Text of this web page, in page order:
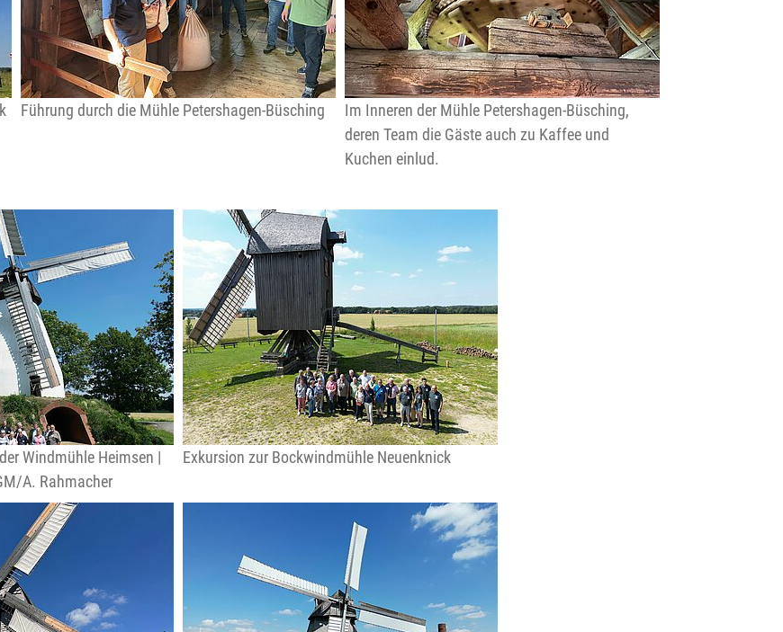
Führung durch die Mühle Petershagen-Büsching
Im Inneren der Mühle Petershagen-Büsching,
deren Team die Gäste auch zu Kaffee und
Kuchen einlud.
Windmühle Heimsen |
A. Rahmacher
Exkursion zur Bockwindmühle Neuenknick